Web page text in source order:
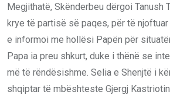
Megjithatë, Skënderbeu dërgoi Tanush
krye të partisë së paqes, për të njoftuar
e inꬵormoi me hollësi Papën për
Papa ia preu shkurt, duke i thënë se
më të rëndësishme. Selia e Shenjtë i
shqiptar të mbështeste Gjergj